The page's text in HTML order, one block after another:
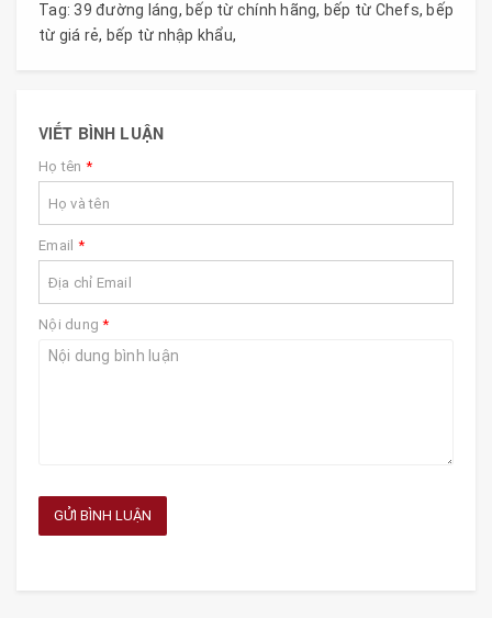
Tag: 39 đường láng, bếp từ chính hãng, bếp từ Chefs, bếp
từ giá rẻ, bếp từ nhập khẩu,
VIẾT BÌNH LUẬN
Họ tên *
Email *
Nội dung*
GỬI BÌNH LUẬN